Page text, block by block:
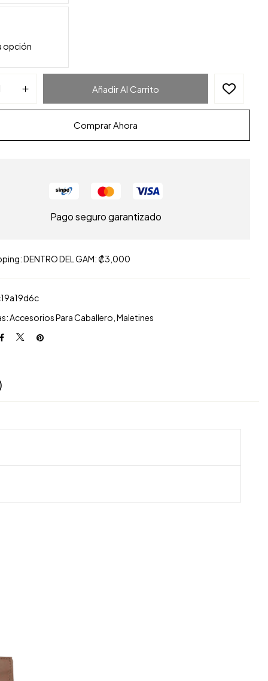
Añadir Al Carrito
Comprar Ahora
Pago seguro garantizado
DENTRO DEL GAM: ₡3,000
Accesorios Para Caballero ,Maletines